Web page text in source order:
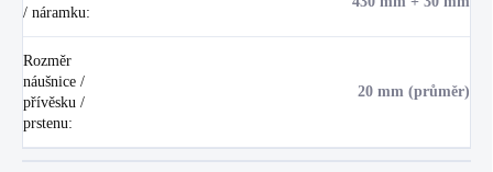
/ náramku:
Rozměr
náušnice /
přívěsku /
prstenu:
20 mm (průměr)